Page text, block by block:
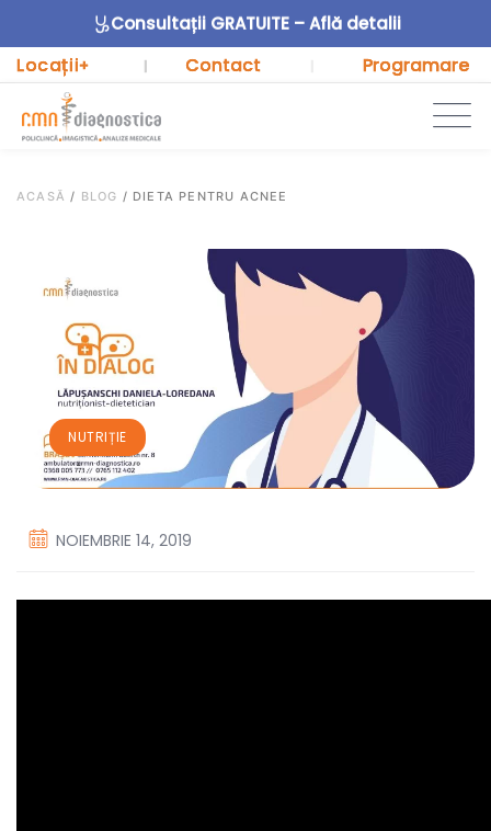
Consultații GRATUITE – Află detalii
Locații+ | Contact Programare
ACASĂ / BLOG / DIETA PENTRU ACNEE
NUTRIȚIE
NOIEMBRIE 14, 2019